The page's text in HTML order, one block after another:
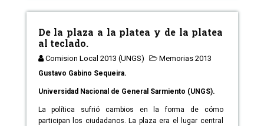
De la plaza a la platea y de la platea
al teclado.
Comision Local 2013 (UNGS) Memorias 2013
Gustavo Gabino Sequeira.
Universidad Nacional de General Sarmiento (UNGS).
La política sufrió cambios en la forma de cómo
participan los ciudadanos. La plaza era el lugar central